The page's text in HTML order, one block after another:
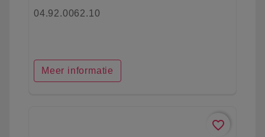
04.92.0062.10
Meer informatie
favorite_border